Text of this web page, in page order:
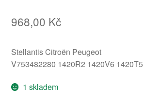
968,00 Kč
Stellantis Citroën Peugeot
V753482280 1420R2 1420V6 1420T5
1 skladem